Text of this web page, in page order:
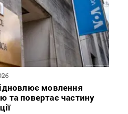
мовлення
та повертає частину